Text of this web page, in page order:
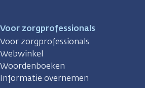
Voor zorgprofessionals
Voor zorgprofessionals
Webwinkel
Woordenboeken
Informatie overnemen